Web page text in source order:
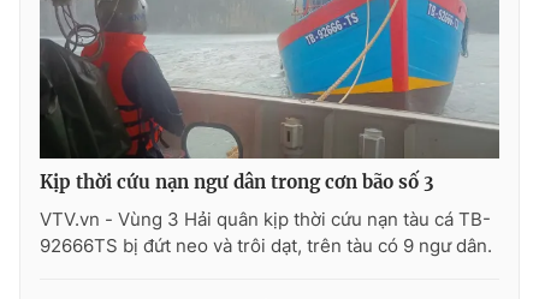
Kịp thời cứu nạn ngư dân trong cơn bão số 3
VTV.vn - Vùng 3 Hải quân kịp thời cứu nạn tàu cá TB-
92666TS bị đứt neo và trôi dạt, trên tàu có 9 ngư dân.